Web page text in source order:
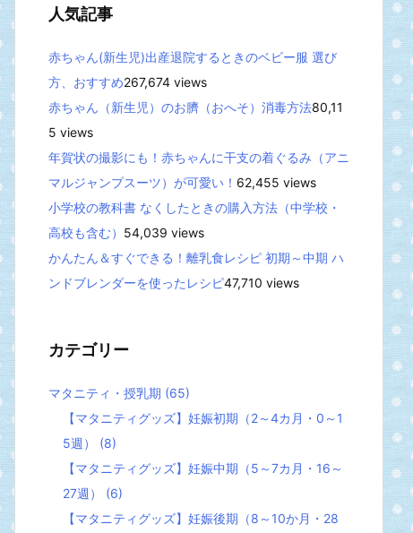
人気記事
赤ちゃん(新生児)出産退院するときのベビー服 選び
方、おすすめ267,674 views
赤ちゃん（新生児）のお臍（おへそ）消毒方法80,11
5 views
年賀状の撮影にも！赤ちゃんに干支の着ぐるみ（アニ
マルジャンプスーツ）が可愛い！ 62,455 views
小学校の教科書 なくしたときの購入方法（中学校・
高校も含む） 54,039 views
かんたん＆すぐできる！離乳食レシピ 初期～中期 ハ
ンドブレンダーを使ったレシピ47,710 views
カテゴリー
マタニティ・授乳期 (65)
【マタニティグッズ】妊娠初期（2～4カ月・0～1
5週） (8)
【マタニティグッズ】妊娠中期（5～7カ月・16～
27週） (6)
【マタニティグッズ】妊娠後期（8～10か月・28